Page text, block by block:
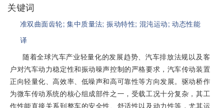
关键词
准双曲面齿轮;集中质量法;振动特性; 混沌运动;动态性能
译
随着全球汽车产业轻量化的发展趋势、汽车排放法规以及客
户对汽车动力稳定性和振动噪声控制的严格要求，汽车传动装置
正向轻量化、高效率、低噪声和高可靠性等方向发展。驱动桥作
为微车传动系统的核心组成部件之一，受载工况十分复杂，其工
作性能直接关系到整车的安全性、舒适性以及动力性等，尤其运